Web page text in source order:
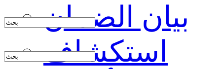
بيان الضمان
استكشاف